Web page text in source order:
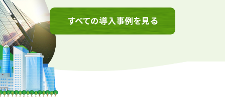
すべての導入事例を見る